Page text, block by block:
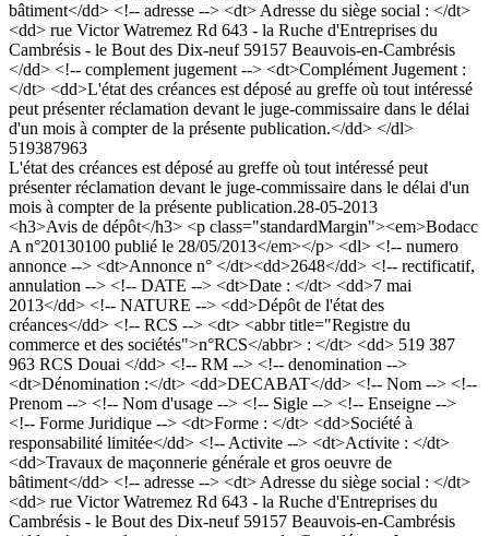
bâtiment</dd> <!-- adresse --> <dt> Adresse du siège social : </dt>
<dd> rue Victor Watremez Rd 643 - la Ruche d'Entreprises du
Cambrésis - le Bout des Dix-neuf 59157 Beauvois-en-Cambrésis
</dd> <!-- complement jugement --> <dt>Complément Jugement :
</dt> <dd>L'état des créances est déposé au greffe où tout intéressé
peut présenter réclamation devant le juge-commissaire dans le délai
d'un mois à compter de la présente publication.</dd> </dl>
519387963
L'état des créances est déposé au greffe où tout intéressé peut
présenter réclamation devant le juge-commissaire dans le délai d'un
mois à compter de la présente publication.28-05-2013
<h3>Avis de dépôt</h3> <p class="standardMargin"><em>Bodacc
A n°20130100 publié le 28/05/2013</em></p> <dl> <!-- numero
annonce --> <dt>Annonce n° </dt><dd>2648</dd> <!-- rectificatif,
annulation --> <!-- DATE --> <dt>Date : </dt> <dd>7 mai
2013</dd> <!-- NATURE --> <dd>Dépôt de l'état des
créances</dd> <!-- RCS --> <dt> <abbr title="Registre du
commerce et des sociétés">n°RCS</abbr> : </dt> <dd> 519 387
963 RCS Douai </dd> <!-- RM --> <!-- denomination -->
<dt>Dénomination :</dt> <dd>DECABAT</dd> <!-- Nom --> <!--
Prenom --> <!-- Nom d'usage --> <!-- Sigle --> <!-- Enseigne -->
<!-- Forme Juridique --> <dt>Forme : </dt> <dd>Société à
responsabilité limitée</dd> <!-- Activite --> <dt>Activite : </dt>
<dd>Travaux de maçonnerie générale et gros oeuvre de
bâtiment</dd> <!-- adresse --> <dt> Adresse du siège social : </dt>
<dd> rue Victor Watremez Rd 643 - la Ruche d'Entreprises du
Cambrésis - le Bout des Dix-neuf 59157 Beauvois-en-Cambrésis